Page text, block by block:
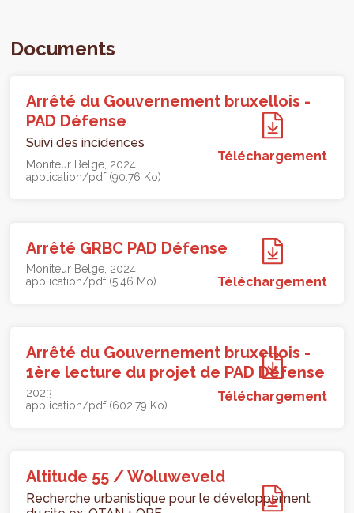
Documents
Arrêté du Gouvernement bruxellois -
PAD Défense
Suivi des incidences
Moniteur Belge 2024
application/pdf (90.76 Ko)
Téléchargement
Arrêté GRBC PAD Défense
Moniteur Belge 2024
application/pdf (5.46 Mo)
Téléchargement
Arrêté du Gouvernement bruxellois -
1ère lecture du projet de PAD Défense
2023
application/pdf (602.79 Ko)
Téléchargement
Altitude 55 / Woluweveld
Recherche urbanistique pour le développement